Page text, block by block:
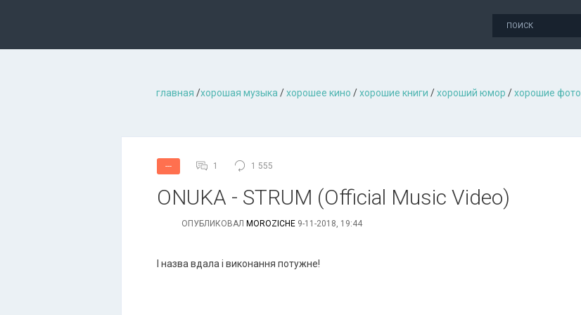
главная /хорошая музыкa /хорошее кино /хорошие книги /хороший юмор /хорошие фото
--- 1 1 555
ONUKA - STRUM (Official Music Video)
ОПУБЛИКОВАЛ MOROZICHE 9-11-2018, 19:44
І назва вдала і виконання потужне!